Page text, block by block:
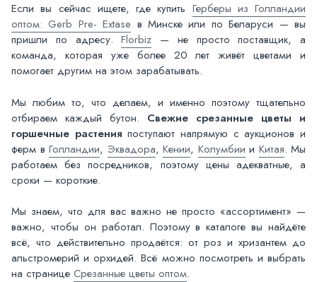
Если вы сейчас ищете, где купить Герберы из Голландии
оптом: Gerb Pre- Extase в Минске или по Беларуси — вы
пришли по адресу.Florbiz — не просто поставщик, а
команда, которая уже более 20 лет живёт цветами и
помогает другим на этом зарабатывать.
Мы любим то, что делаем, и именно поэтому тщательно
отбираем каждый бутон. Свежие срезанные цветы и
горшечные растения поступают напрямую с аукционов и
ферм в Голландии, Эквадора, Кении, Колумбии и Китая. Мы
работаем без посредников, поэтому цены адекватные, а
сроки — короткие.
Мы знаем, что для вас важно не просто «ассортимент» —
важно, чтобы он работал. Поэтому в каталоге вы найдёте
всё, что действительно продаётся: от роз и хризантем до
альстромерий и орхидей. Всё можно посмотреть и выбрать
на странице Срезанные цветы оптом.